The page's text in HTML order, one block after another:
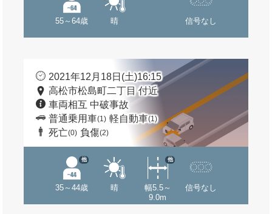
55～64歳 晴 信号なし
2021年12月18日(土)16:15
高松市松島町二丁目 付近
車両相互 中破事故
普通乗用車(1) 軽自動車(1)
死亡(0) 負傷(2)
35～44歳
他
晴
幅5.5～
9.0m
他
信号なし